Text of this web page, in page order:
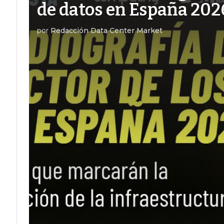
de datos en España
por Redacción Data Center Market